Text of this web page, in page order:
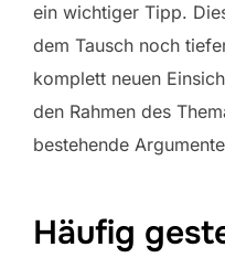
ein wichtiger Tipp.
dem Tausch noch
komplett neuen
den Rahmen des
bestehende
Häufig